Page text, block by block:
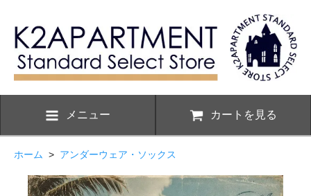
メニュー カートを見る
ホーム > アンダーウェア・ソックス